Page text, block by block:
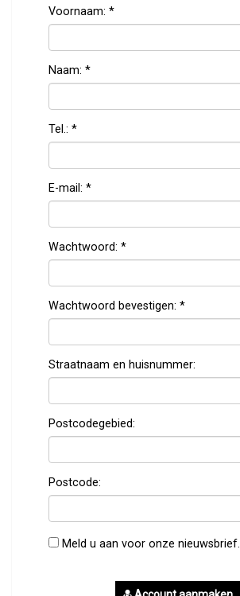
Voornaam: *
Naam: *
Tel.: *
E-mail: *
Wachtwoord: *
Wachtwoord bevestigen: *
Straatnaam en huisnummer:
Postcodegebied:
Postcode:
Meld u aan voor onze nieuwsbrief.